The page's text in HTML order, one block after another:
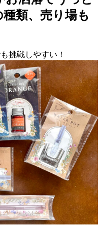
類、売り場も
挑戦しやすい！